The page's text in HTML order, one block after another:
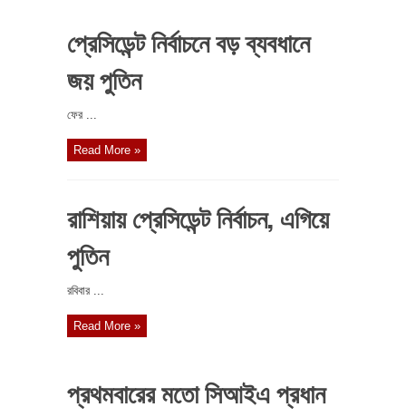
প্রেসিডেন্ট নির্বাচনে বড় ব্যবধানে
জয় পুতিন
ফের ...
Read More »
রাশিয়ায় প্রেসিডেন্ট নির্বাচন, এগিয়ে
পুতিন
রবিবার ...
Read More »
প্রথমবারের মতো সিআইএ প্রধান